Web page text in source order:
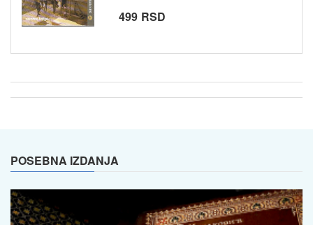
499 RSD
POSEBNA IZDANJA